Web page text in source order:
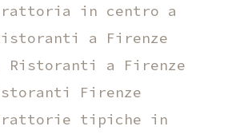
in centro a
a Firenze
Ristoranti a Firenze
Firenze
tipiche in